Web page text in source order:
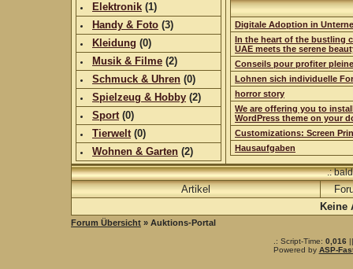
Elektronik (1)
Handy & Foto (3)
Kleidung (0)
Musik & Filme (2)
Schmuck & Uhren (0)
Spielzeug & Hobby (2)
Sport(0)
Tierwelt(0)
Wohnen & Garten (2)
Digitale Adoption in
In the heart of the bustling
UAE meets the serene
Conseils pour profiter
Lohnen sich individuelle
horror story
We are offering you to
WordPress theme on your
Customizations: Screen
Hausaufgaben
.:
Artikel
Keine
Forum Übersicht » Auktions-Portal
.: Script-Time: 0,016
Powered by ASP-